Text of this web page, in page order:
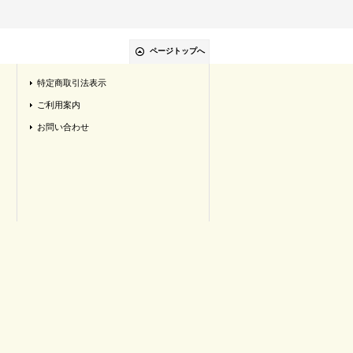
ページトップへ
特定商取引法表示
ご利用案内
お問い合わせ